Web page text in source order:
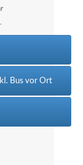
Bus vor Ort